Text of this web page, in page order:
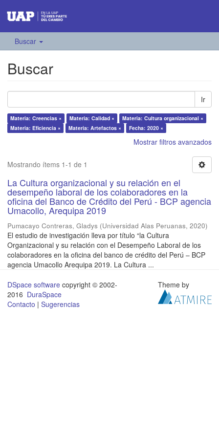
Buscar
Buscar
Ir
Materia: Creencias × Materia: Calidad ×
Materia: Cultura organizacional ×
Materia: Eficiencia ×
Materia: Artefactos × Fecha: 2020 ×
Mostrar filtros avanzados
Mostrando ítems 1-1 de 1
La Cultura organizacional y su relación en el
desempeño laboral de los colaboradores en la
oficina del Banco de Crédito del Perú - BCP agencia
Umacollo, Arequipa 2019
Pumacayo Contreras, Gladys (Universidad Alas Peruanas, 2020)
El estudio de investigación lleva por título “la Cultura
Organizacional y su relación con el Desempeño Laboral de los
colaboradores en la oficina del banco de crédito del Perú – BCP
agencia Umacollo Arequipa 2019. La Cultura ...
DSpace software copyright © 2002-
2016 DuraSpace
Contacto | Sugerencias
Theme by